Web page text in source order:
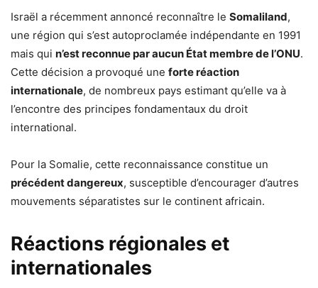
Israël a récemment annoncé reconnaître le Somaliland,
une région qui s’est autoproclamée indépendante en 1991
mais qui n’est reconnue par aucun État membre de l’ONU.
Cette décision a provoqué une forte réaction
internationale, de nombreux pays estimant qu’elle va à
l’encontre des principes fondamentaux du droit
international.
Pour la Somalie, cette reconnaissance constitue un
précédent dangereux, susceptible d’encourager d’autres
mouvements séparatistes sur le continent africain.
Réactions régionales et
internationales